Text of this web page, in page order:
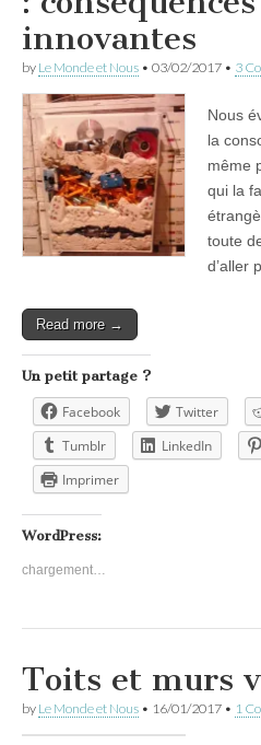
innovantes
by Le Monde et Nous • 03/02/2017 • 3
Nous
la
même
qui la
toute
d’aller
Read more →
Un petit partage ?
Facebook Twitter
Tumblr
LinkedIn
Imprimer
WordPress:
chargement…
Toits et murs
by Le Monde et Nous • 16/01/2017 • 1